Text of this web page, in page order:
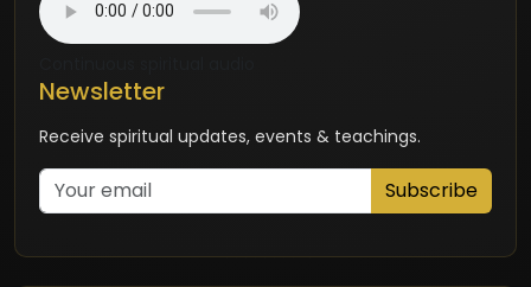
Newsletter
Receive spiritual updates, events & teachings.
Subscribe